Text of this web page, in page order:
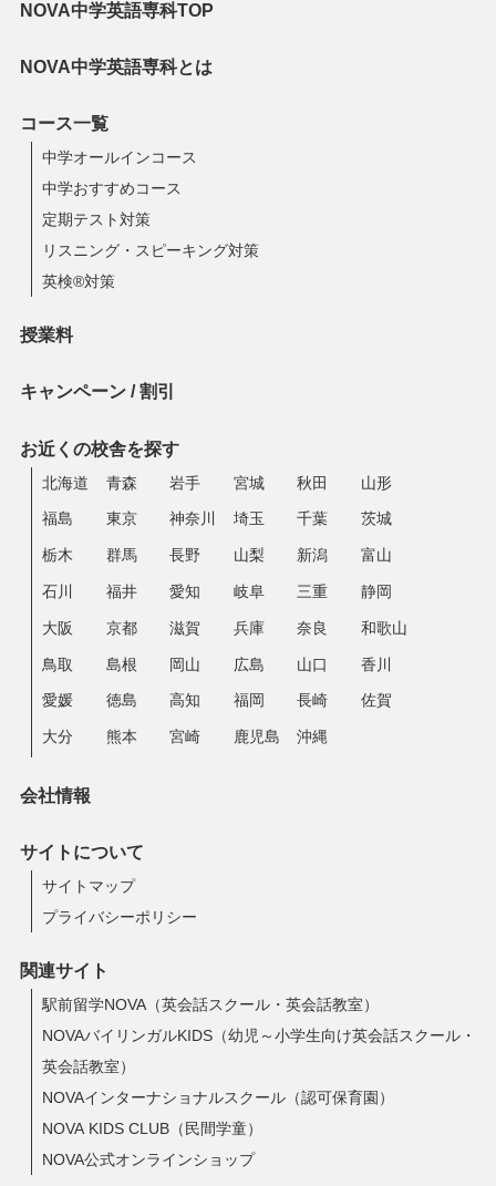
NOVA中学英語専科TOP
NOVA中学英語専科とは
コース一覧
中学オールインコース
中学おすすめコース
定期テスト対策
リスニング・スピーキング対策
英検®対策
授業料
キャンペーン / 割引
お近くの校舎を探す
北海道 青森 岩手 宮城 秋田 山形
福島 東京 神奈川 埼玉 千葉 茨城
栃木 群馬 長野 山梨 新潟 富山
石川 福井 愛知 岐阜 三重 静岡
大阪 京都 滋賀 兵庫 奈良 和歌山
鳥取 島根 岡山 広島 山口 香川
愛媛 徳島 高知 福岡 長崎 佐賀
大分 熊本 宮崎 鹿児島 沖縄
会社情報
サイトについて
サイトマップ
プライバシーポリシー
関連サイト
駅前留学NOVA（英会話スクール・英会話教室）
NOVAバイリンガルKIDS（幼児～小学生向け英会話スクール・
英会話教室）
NOVAインターナショナルスクール（認可保育園）
NOVA KIDS CLUB（民間学童）
NOVA公式オンラインショップ